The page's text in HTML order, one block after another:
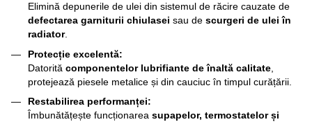
Elimină depunerile de ulei din sistemul de răcire cauzate de
defectarea garniturii chiulasei sau de scurgeri de ulei în
radiator.
Protecție excelentă:
Datorită componentelor lubrifiante de înaltă calitate
protejează piesele metalice și din cauciuc în timpul curățării.
Restabilirea performanței:
Îmbunătățește funcționarea supapelor, termostatelor și